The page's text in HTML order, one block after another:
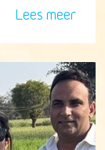
Lees meer